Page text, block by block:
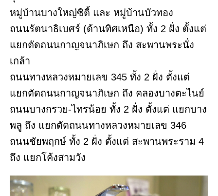
หมู่บ้านบางใหญ่ซิตี้ และ หมู่บ้านบัวทอง
ถนนรัตนาธิเบศร์ (ด้านทิศเหนือ) ทั้ง 2 ฝั่ง ตั้งแต่
แยกตัดถนนกาญจนาภิเษก ถึง สะพานพระนั่ง
เกล้า
ถนนทางหลวงหมายเลข 345 ทั้ง 2 ฝั่ง ตั้งแต่
แยกตัดถนนกาญจนาภิเษก ถึง คลองบางตะไนย์
ถนนบางกรวย-ไทรน้อย ทั้ง 2 ฝั่ง ตั้งแต่ แยกบาง
พลู ถึง แยกตัดถนนทางหลวงหมายเลข 346
ถนนชัยพฤกษ์ ทั้ง 2 ฝั่ง ตั้งแต่ สะพานพระราม 4
ถึง แยกโค้งสามวัง